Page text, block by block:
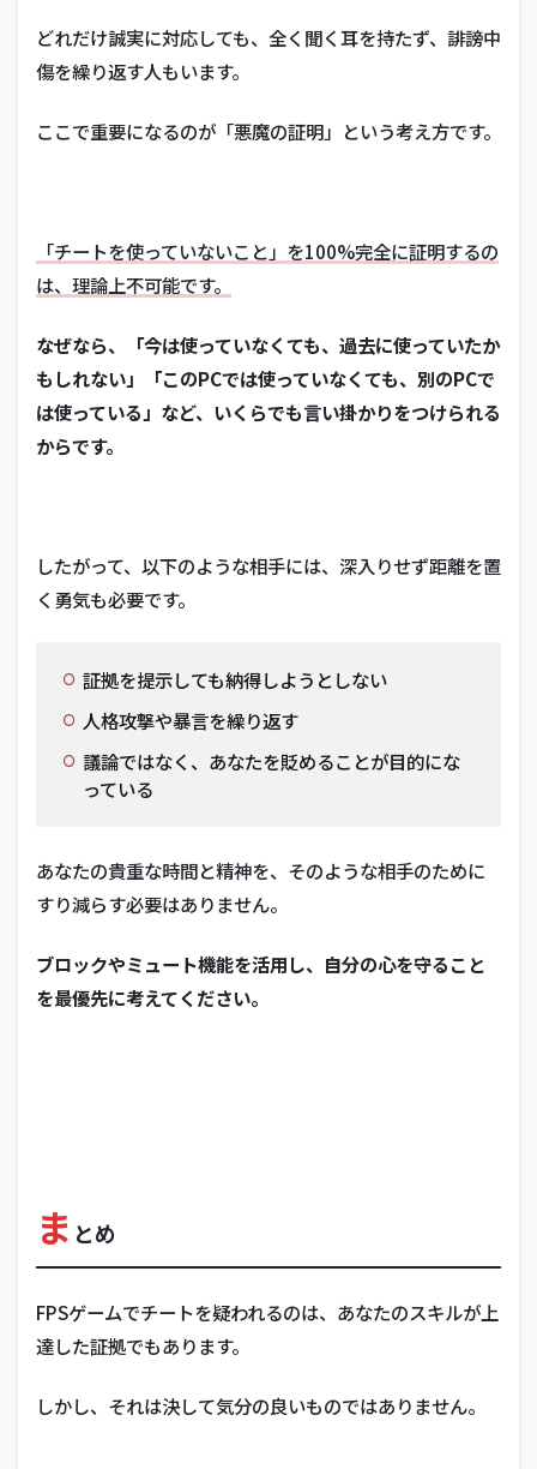
どれだけ誠実に対応しても、全く聞く耳を持たず、誹謗中
傷を繰り返す人もいます。
ここで重要になるのが「悪魔の証明」という考え方です。
「チートを使っていないこと」を100%完全に証明するの
は、理論上不可能です。
なぜなら、「今は使っていなくても、過去に使っていたか
もしれない」「このPCでは使っていなくても、別のPCで
は使っている」など、いくらでも言い掛かりをつけられる
からです。
したがって、以下のような相手には、深入りせず距離を置
く勇気も必要です。
証拠を提示しても納得しようとしない
人格攻撃や暴言を繰り返す
議論ではなく、あなたを貶めることが目的にな
っている
あなたの貴重な時間と精神を、そのような相手のために
すり減らす必要はありません。
ブロックやミュート機能を活用し、自分の心を守ること
を最優先に考えてください。
ま とめ
FPSゲームでチートを疑われるのは、あなたのスキルが上
達した証拠でもあります。
しかし、それは決して気分の良いものではありません。